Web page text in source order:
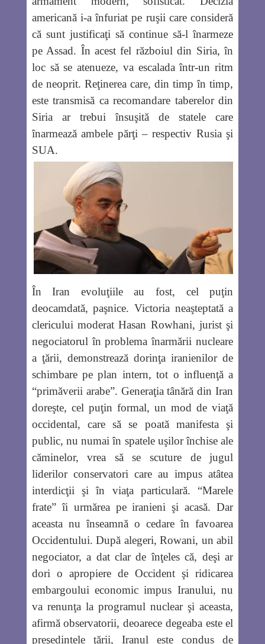
americană i-a înfuriat pe ruşii care consideră
că sunt justificaţi să continue să-l înarmeze
pe Assad. În acest fel războiul din Siria, în
loc să se atenueze, va escalada într-un ritm
de neoprit. Reţinerea care, din timp în timp,
este transmisă ca recomandare taberelor din
Siria ar trebui însuşită de statele care
înarmează ambele părţi – respectiv Rusia şi
SUA.
În Iran evoluţiile au fost, cel puţin
deocamdată, paşnice. Victoria neaşteptată a
clericului moderat Hasan Rowhani, jurist şi
negociatorul în problema înarmării nucleare
a ţării, demonstrează dorinţa iranienilor de
schimbare pe plan intern, tot o influenţă a
“primăverii arabe”. Generaţia tânără din Iran
doreşte, cel puţin formal, un mod de viaţă
occidental, care să se poată manifesta şi
public, nu numai în spatele uşilor închise ale
căminelor, vrea să se scuture de jugul
liderilor conservatori care au impus atâtea
interdicţii şi în viaţa particulară. “Marele
frate” îi urmărea pe iranieni şi acasă. Dar
aceasta nu înseamnă o cedare în favoarea
Occidentului. După alegeri, Rowani, un abil
negociator, a dat clar de înţeles că, deşi ar
dori o apropiere de Occident şi ridicarea
embargoului economic impus Iranului, nu
va renunţa la programul nuclear şi aceasta,
afirmă observatorii, deoarece degeaba este el
preşedintele ţării, Iranul este condus de